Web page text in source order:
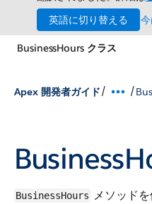
英語に切り替える
BusinessHours クラス
Apex 開発者ガイド/ /
BusinessHours メソッド